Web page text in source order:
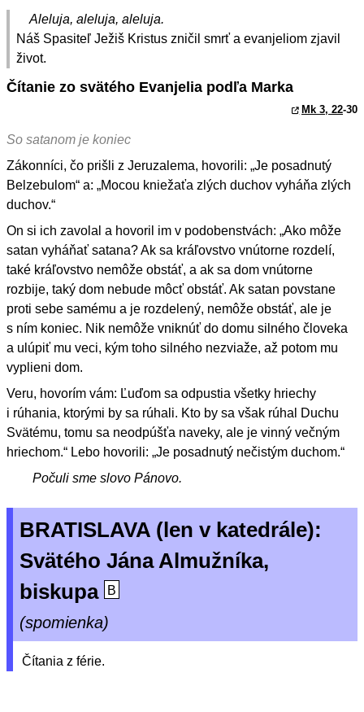
Aleluja, aleluja, aleluja.
Náš Spasiteľ Ježiš Kristus zničil smrť a evanjeliom zjavil
život.
Čítanie zo svätého Evanjelia podľa Marka
Mk 3, 22-30
So satanom je koniec
Zákonníci, čo prišli z Jeruzalema, hovorili: „Je posadnutý
Belzebulom“ a: „Mocou kniežaťa zlých duchov vyháňa zlých
duchov.“
On si ich zavolal a hovoril im v podobenstvách: „Ako môže
satan vyháňať satana? Ak sa kráľovstvo vnútorne rozdelí,
také kráľovstvo nemôže obstáť, a ak sa dom vnútorne
rozbije, taký dom nebude môcť obstáť. Ak satan povstane
proti sebe samému a je rozdelený, nemôže obstáť, ale je
s ním koniec. Nik nemôže vniknúť do domu silného človeka
a ulúpiť mu veci, kým toho silného nezviaže, až potom mu
vyplieni dom.
Veru, hovorím vám: Ľuďom sa odpustia všetky hriechy
i rúhania, ktorými by sa rúhali. Kto by sa však rúhal Duchu
Svätému, tomu sa neodpúšťa naveky, ale je vinný večným
hriechom.“ Lebo hovorili: „Je posadnutý nečistým duchom.“
Počuli sme slovo Pánovo.
BRATISLAVA (len v katedrále):
Svätého Jána Almužníka,
biskupa
B
(spomienka)
Čítania z férie.